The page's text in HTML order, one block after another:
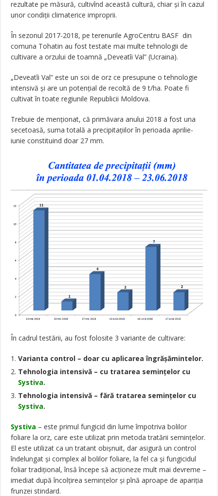
rezultate pe măsură, cultivînd această cultură, chiar și în cazul
unor condiții climaterice improprii.
În sezonul 2017-2018, pe terenurile AgroCentru BASF din
comuna Tohatin au fost testate mai multe tehnologii de
cultivare a orzului de toamnă „Deveatîi Val” (Ucraina).
„Deveatîi Val” este un soi de orz ce presupune o tehnologie
intensivă și are un potențial de recoltă de 9 t/ha. Poate fi
cultivat în toate regiunile Republicii Moldova.
Trebuie de menționat, că primăvara anului 2018 a fost una
secetoasă, suma totală a precipitațiilor în perioada aprilie-
iunie constituind doar 27 mm.
În cadrul testării, au fost folosite 3 variante de cultivare:
Varianta control – doar cu aplicarea îngrășămintelor.
Tehnologia intensivă – cu tratarea semințelor cu
Systiva.
Tehnologia intensivă – fără tratarea semințelor cu
Systiva.
Systiva – este primul fungicid din lume împotriva bolilor
foliare la orz, care este utilizat prin metoda tratării seminţelor.
El este utilizat ca un tratant obişnuit, dar asigură un control
îndelungat şi complex al bolilor foliare, la fel ca şi fungicidul
foliar tradiţional, însă începe să acţioneze mult mai devreme –
imediat după încolţirea seminţelor şi pînă aproape de apariţia
frunzei stindard.